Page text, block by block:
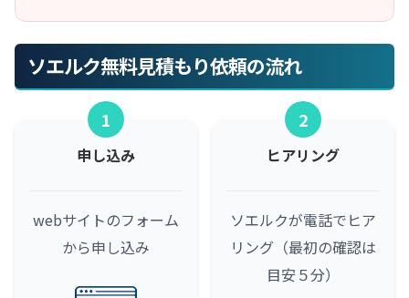
ソエルク無料見積もり依頼の流れ
1
申し込み
webサイトのフォーム
から申し込み
2
ヒアリング
ソエルクが電話でヒア
リング（最初の確認は
目安５分）